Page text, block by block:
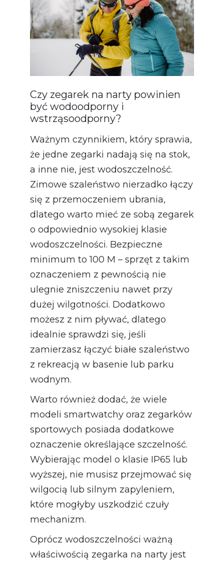
Czy zegarek na narty powinien
być wodoodporny i
wstrząsoodporny?
Ważnym czynnikiem, który sprawia,
że jedne zegarki nadają się na stok,
a inne nie, jest wodoszczelność.
Zimowe szaleństwo nierzadko łączy
się z przemoczeniem ubrania,
dlatego warto mieć ze sobą zegarek
o odpowiednio wysokiej klasie
wodoszczelności. Bezpieczne
minimum to 100 M – sprzęt z takim
oznaczeniem z pewnością nie
ulegnie zniszczeniu nawet przy
dużej wilgotności. Dodatkowo
możesz z nim pływać, dlatego
idealnie sprawdzi się, jeśli
zamierzasz łączyć białe szaleństwo
z rekreacją w basenie lub parku
wodnym.
Warto również dodać, że wiele
modeli smartwatchy oraz zegarków
sportowych posiada dodatkowe
oznaczenie określające szczelność.
Wybierając model o klasie IP65 lub
wyższej, nie musisz przejmować się
wilgocią lub silnym zapyleniem,
które mogłyby uszkodzić czuły
mechanizm.
Oprócz wodoszczelności ważną
właściwością zegarka na narty jest